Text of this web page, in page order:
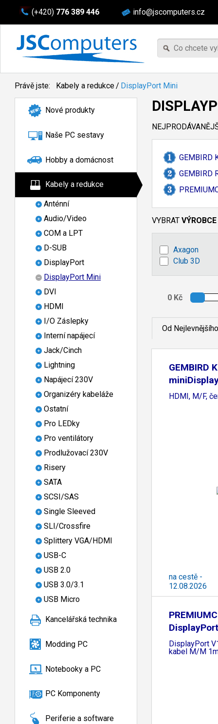
(+420) 776 389 446 info@jscomputers.cz
Právě jste: Kabely a redukce/ DisplayPort Mini
Nové produkty
Naše PC sestavy
Hobby a domácnost
Kabely a redukce
Anténní
Audio/Video
COM a LPT
D-SUB
DisplayPort
DisplayPort Mini
DVI
HDMI
I/O Záslepky
Interní napájecí
Jack/Cinch
Lightning
Napájecí 230V
Organizéry kabeláže
Ostatní
Pro LEDky
Pro ventilátory
Prodlužovací 230V
Risery
SATA
SCSI/SAS
Single Sleeved
SLI/Crossfire
Splittery VGA/HDMI
USB-C
USB 2.0
USB 3.0/3.1
USB Micro
Kancelářská technika
Modding PC
Notebooky a PC
PC Komponenty
Periferie a software
GEMBIRD
GEMBIRD
VYBRAT VÝROBCE
Axagon
Club 3D
Od Nejlevnějšího
GEMBIRD
HDMI, M/F,
na cestě -
12.08.2026
DisplayPort
kabel M/M